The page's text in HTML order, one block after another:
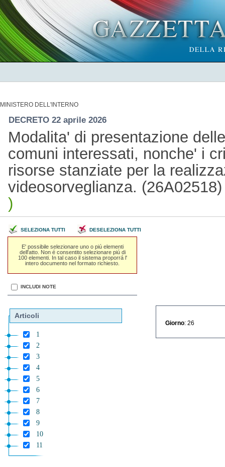
MINISTERO DELL'INTERNO
DECRETO 22 aprile 2026
Modalita' di presentazione
comuni interessati, nonche' i
risorse stanziate per la
videosorveglianza.
)
SELEZIONA TUTTI DESELEZIONA TUTTI
E' possibile selezionare uno o piú elementi
dell'atto. Non é consentito selezionare piú di
100 elementi. In tal caso il sistema proporrá l'
intero documento nel formato richiesto.
INCLUDI NOTE
Articoli
1
2
3
4
5
6
7
8
9
10
11
Giorno : 26